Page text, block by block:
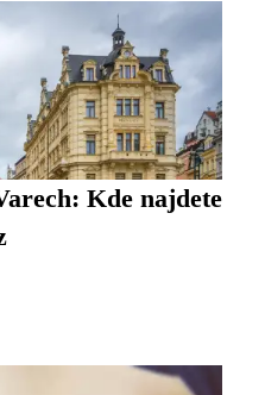
Kde najdete